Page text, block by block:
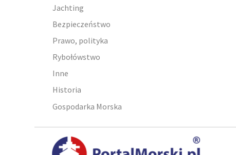
Jachting
Bezpieczeństwo
Prawo, polityka
Rybołówstwo
Inne
Historia
Gospodarka Morska